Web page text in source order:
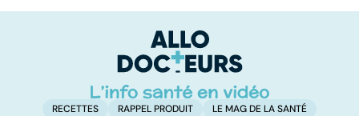
solution ?
RECETTES RAPPEL PRODUIT LE MAG DE LA SANTÉ